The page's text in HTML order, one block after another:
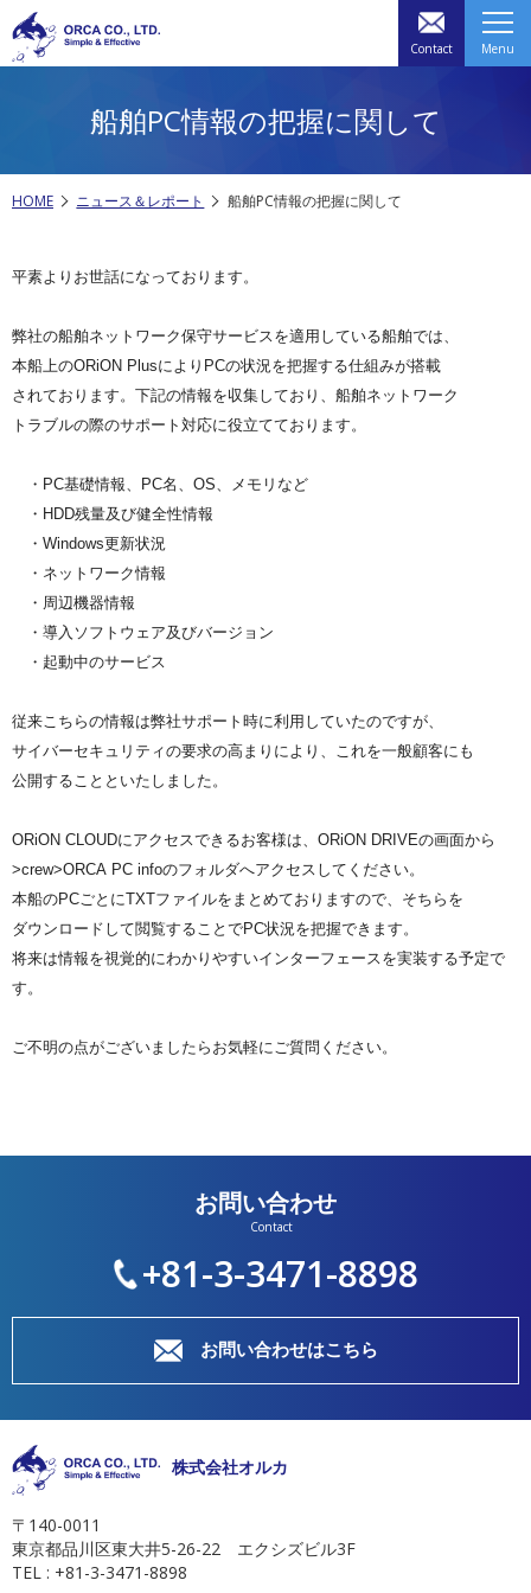
Contact Menu
船舶PC情報の把握に関して
HOME ニュース＆レポート 船舶PC情報の把握に関して
平素よりお世話になっております。
弊社の船舶ネットワーク保守サービスを適用している船舶では、
本船上のORiON Plusにより PCの状況を把握する仕組みが搭載
されております。下記の情報を収集しており、船舶ネットワーク
トラブルの際のサポート対応に役立てております。
・ PC基礎情報、 PC名、OS、メモリなど
・HDD残量及び健全性情報
・Windows更新状況
・ネットワーク情報
・周辺機器情報
・導入ソフトウェア及びバージョン
・起動中のサービス
従来こちらの情報は弊社サポート時に利用していたのですが、
サイバーセキュリティの要求の高まりにより、これを一般顧客にも
公開することといたしました。
ORiON CLOUDにアクセスできるお客様は、ORiON DRIVEの画面から
>crew>ORCA PC infoのフォルダへアクセスしてください。
本船のPCごとにTXTファイルをまとめておりますので、そちら を
ダウンロードして閲覧することでPC状況を把握できます。
将来は情報を視覚的にわかりやすいインターフェースを実装する予定で
す。
ご不明の点がございましたらお気軽にご質問ください。
お問い合わせ
+81-3-3471-8898
お問い合わせはこちら
株式会社オルカ
〒140-0011
東京都品川区東大井5-26-22 エクシズビル3F
TEL : +81-3-3471-8898